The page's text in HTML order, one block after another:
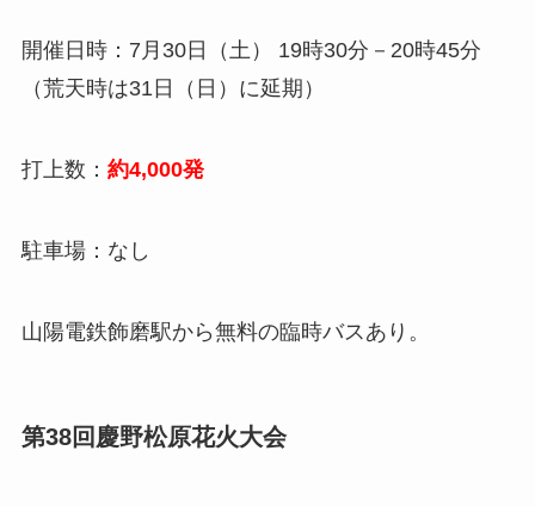
開催日時：7月30日（土） 19時30分－20時45分
（荒天時は31日（日）に延期）
打上数： 約4,000発
駐車場：なし
山陽電鉄飾磨駅から無料の臨時バスあり。
第38回慶野松原花火大会